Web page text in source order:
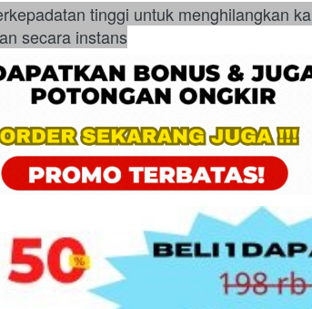
tinggi untuk menghilangkan
secara instans